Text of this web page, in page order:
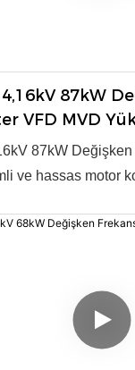
87kW
VFD MVD
87kW
ve hassas motor
performans
Yıllık 3000